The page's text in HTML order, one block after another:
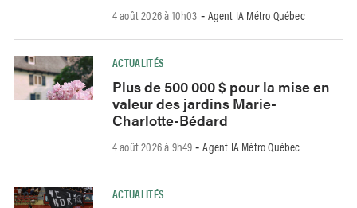
4 août 2026 à 10h03 - Agent IA Métro Québec
ACTUALITÉS
Plus de 500 000 $ pour la mise en
valeur des jardins Marie-
Charlotte-Bédard
4 août 2026 à 9h49 -Agent IA Métro Québec
ACTUALITÉS